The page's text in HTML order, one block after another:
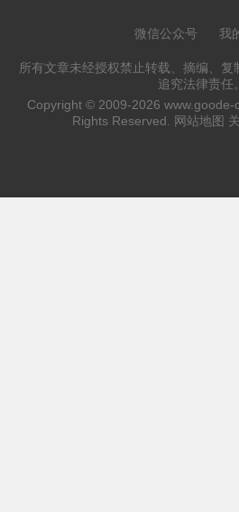
微信公众号 我
所有文章未经授权禁止转载、摘编、复
追究法律责任。
Copyright © 2009-2026 www.goode-
Rights Reserved.
网站地图